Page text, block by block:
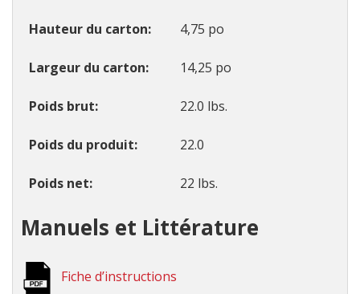
Hauteur du carton 4,75 po
Largeur du carton 14,25 po
Poids brut 22.0 lbs.
Poids du produit 22.0
Poids net 22 lbs.
Manuels et Littérature
Fiche d’instructions